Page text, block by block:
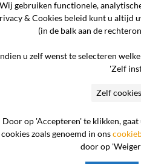
is over hoe de
maar ook op de
houden van de voortgang van
een uitspraak) van de
tekort.
Wij gebruiken functionele,
& Cookies beleid kunt u altijd
(in de balk aan de
u zelf wenst te selecteren
'Zelf
Zelf
Door op 'Accepteren' te klikken,
cookies zoals genoemd in ons
door op